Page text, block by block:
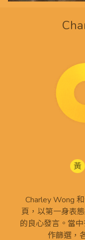
黃
Charley Wong
頁，以第一身表
的良心發言。當
作篩選，